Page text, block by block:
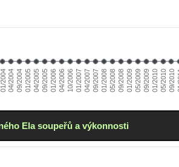
01/200404/200409/200401/200504/200509/200501/200604/200610/200601/200704/200709/200701/200805/200809/200801/200905/200909/200901/201005/201009/2010
Ela soupeřů a výkonnosti